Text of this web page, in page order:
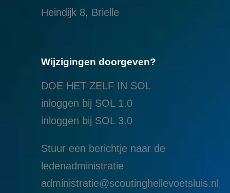
Heindijk 8, Brielle
Wijzigingen doorgeven?
DOE HET ZELF IN SOL
inloggen bij SOL 1.0
inloggen bij SOL 3.0
Stuur een berichtje naar de
ledenadministratie
administratie@scoutinghellevoetsluis.nl